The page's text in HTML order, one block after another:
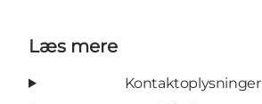
Læs mere
Kontaktoplysninger